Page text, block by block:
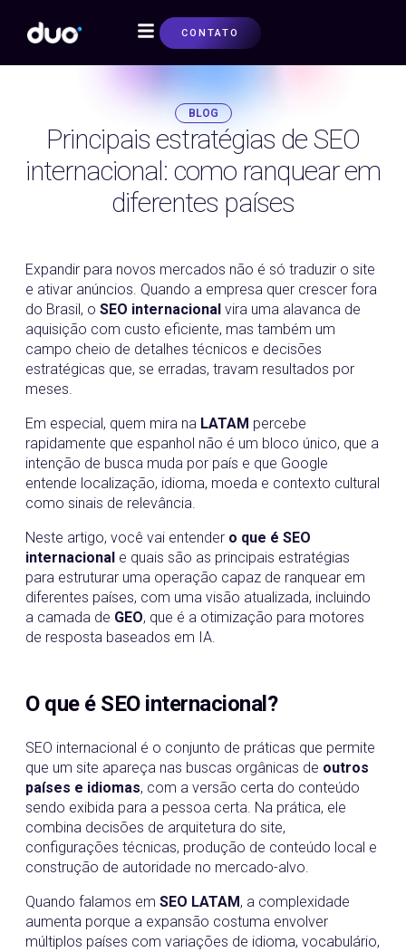
CONTATO
BLOG
Principais estratégias de SEO
internacional: como ranquear em
diferentes países
Expandir para novos mercados não é só traduzir o site
e ativar anúncios. Quando a empresa quer crescer fora
do Brasil, o SEO internacional vira uma alavanca de
aquisição com custo eficiente, mas também um
campo cheio de detalhes técnicos e decisões
estratégicas que, se erradas, travam resultados por
meses.
Em especial, quem mira na LATAM percebe
rapidamente que espanhol não é um bloco único, que a
intenção de busca muda por país e que Google
entende localização, idioma, moeda e contexto cultural
como sinais de relevância.
Neste artigo, você vai entender o que é SEO
internacional e quais são as principais estratégias
para estruturar uma operação capaz de ranquear em
diferentes países, com uma visão atualizada, incluindo
a camada de GEO, que é a otimização para motores
de resposta baseados em IA.
O que é SEO internacional?
SEO internacional é o conjunto de práticas que permite
que um site apareça nas buscas orgânicas de outros
países e idiomas, com a versão certa do conteúdo
sendo exibida para a pessoa certa. Na prática, ele
combina decisões de arquitetura do site,
configurações técnicas, produção de conteúdo local e
construção de autoridade no mercado-alvo.
Quando falamos em SEO LATAM, a complexidade
aumenta porque a expansão costuma envolver
múltiplos países com variações de idioma, vocabulário,